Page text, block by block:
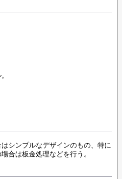
シンプルなデザインのもの、特に
合は板金処理などを行う。